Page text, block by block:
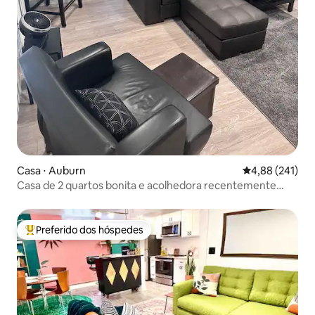
Casa ⋅ Auburn 4,88 de uma
4,88 (241)
Casa de 2 quartos bonita e acolhedora recentemente
Entre os melhores preferidos dos hóspedes
Preferido dos hóspedes